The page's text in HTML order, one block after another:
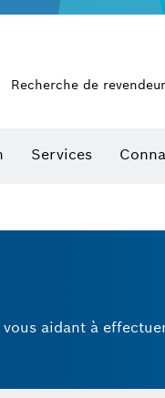
Recherche de revendeur
Services
aidant à